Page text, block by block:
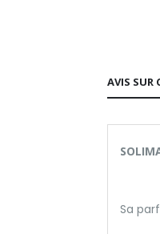
AVIS SUR
Sa